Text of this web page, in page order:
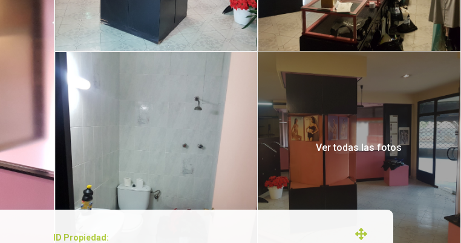
Ver todas las fotos
ID Propiedad: